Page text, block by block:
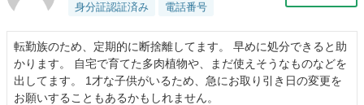
身分証認証済み 電話番号
転勤族のため、定期的に断捨離してます。 早めに処分できると助
かります。 自宅で育てた多肉植物や、まだ使えそうなものなどを
出してます。 1才な子供がいるため、急にお取り引き日の変更を
お願いすることもあるかもしれません。